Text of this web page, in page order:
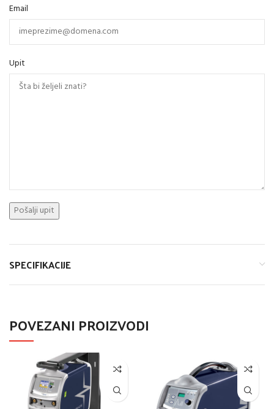
Email
Upit
SPECIFIKACIJE
POVEZANI PROIZVODI